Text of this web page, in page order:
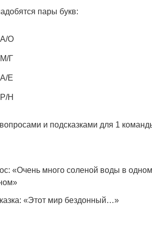
пары букв:
А/О
М/Г
А/Е
Н
и подсказками для 1
«Очень много соленой воды в
«Этот мир бездонный…»